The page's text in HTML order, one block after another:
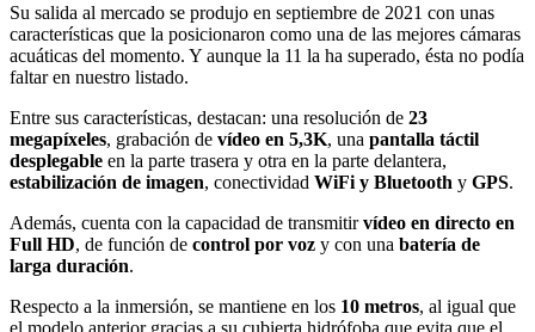
Su salida al mercado se produjo en septiembre de 2021 con unas
características que la posicionaron como una de las mejores cámaras
acuáticas del momento. Y aunque la 11 la ha superado, ésta no podía
faltar en nuestro listado.
Entre sus características, destacan: una resolución de 23
megapíxeles, grabación de vídeo en 5,3K, una pantalla táctil
desplegable en la parte trasera y otra en la parte delantera,
estabilización de imagen, conectividad WiFi y Bluetooth y GPS.
Además, cuenta con la capacidad de transmitirvídeo en directo en
Full HD, de función de control por voz y con una batería de
larga duración.
Respecto a la inmersión, se mantiene en los 10 metros, al igual que
el modelo anterior gracias a su cubierta hidrófoba que evita que el